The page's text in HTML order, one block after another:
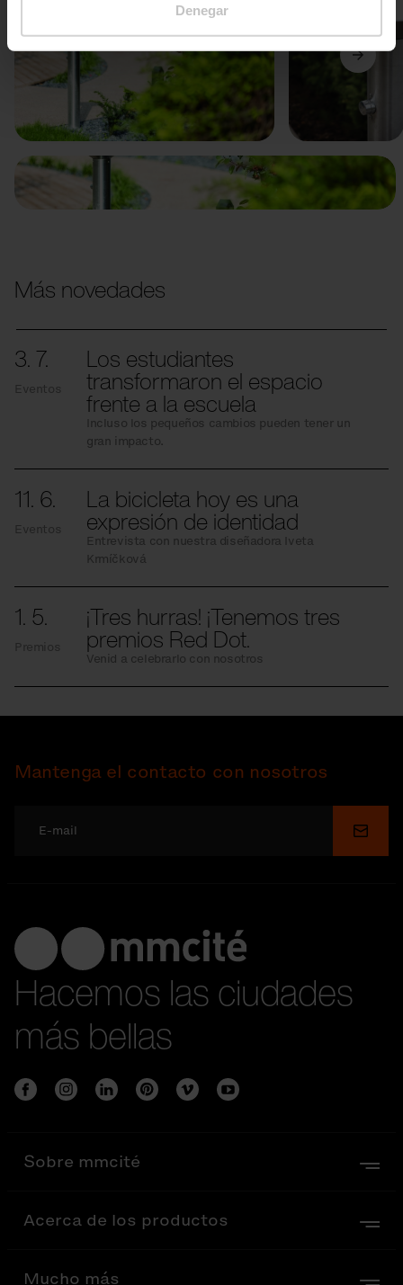
Denegar
Anterior Siguiente
Más novedades
3. 7.
Eventos
Los estudiantes
transformaron el espacio
frente a la escuela
Incluso los pequeños cambios pueden tener un
gran impacto.
11. 6.
Eventos
La bicicleta hoy es una
expresión de identidad
Entrevista con nuestra diseñadora Iveta
Krmíčková
1. 5.
Premios
¡Tres hurras! ¡Tenemos tres
premios Red Dot.
Venid a celebrarlo con nosotros
Mantenga el contacto con nosotros
Enviar
Hacemos las ciudades
más bellas
Sobre mmcité
Acerca de los productos
Mucho más